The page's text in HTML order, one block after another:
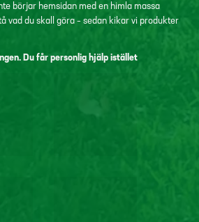
börjar hemsidan med en himla massa
vad du skall göra – sedan kikar vi produkter
Du får personlig hjälp istället